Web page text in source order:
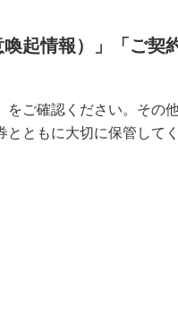
起情報）」「ご契
ご確認ください。その
ともに大切に保管してく